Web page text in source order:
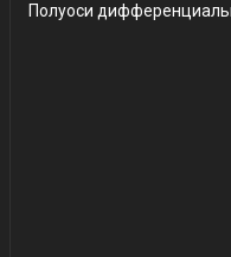
Полуоси